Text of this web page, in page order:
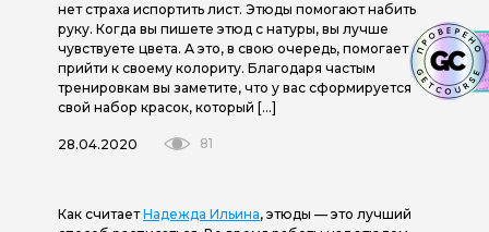
нет страха испортить лист. Этюды помогают набить
руку. Когда вы пишете этюд с натуры, вы лучше
чувствуете цвета. А это, в свою очередь, помогает
прийти к своему колориту. Благодаря частым
тренировкам вы заметите, что у вас сформируется
свой набор красок, который […]
28.04.2020 81
Как считаетНадежда Ильина, этюды — это лучший